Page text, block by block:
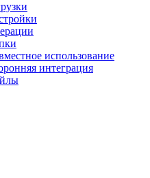
использование
интеграция